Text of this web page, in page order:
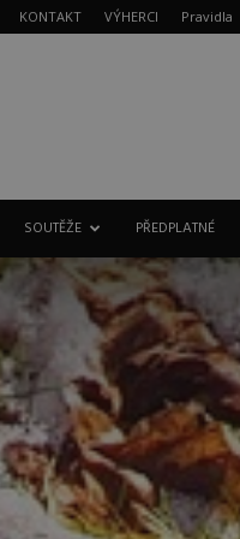
KONTAKT VÝHERCI Pravidla
SOUTĚŽE PŘEDPLATNÉ